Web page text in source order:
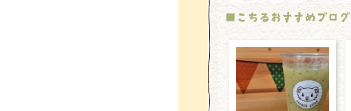
■こちるおすすめブログ